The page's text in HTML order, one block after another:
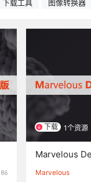
下载工具 图像转换器
下载 1个资源
Marvelous
Marvelous